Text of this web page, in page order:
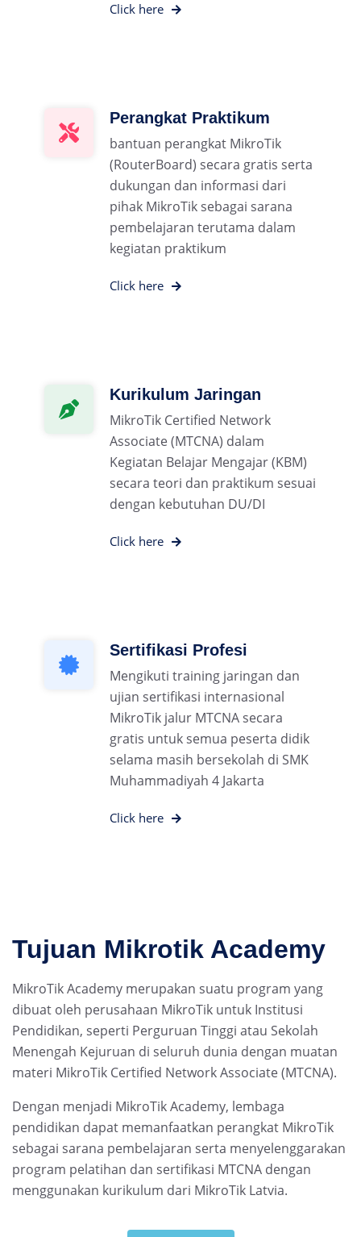
Click here
Perangkat Praktikum
bantuan perangkat MikroTik
(RouterBoard) secara gratis serta
dukungan dan informasi dari
pihak MikroTik sebagai sarana
pembelajaran terutama dalam
kegiatan praktikum
Click here
Kurikulum Jaringan
MikroTik Certified Network
Associate (MTCNA) dalam
Kegiatan Belajar Mengajar (KBM)
secara teori dan praktikum sesuai
dengan kebutuhan DU/DI
Click here
Sertifikasi Profesi
Mengikuti training jaringan dan
ujian sertifikasi internasional
MikroTik jalur MTCNA secara
gratis untuk semua peserta didik
selama masih bersekolah di SMK
Muhammadiyah 4 Jakarta
Click here
Tujuan Mikrotik Academy
MikroTik Academy merupakan suatu program yang
dibuat oleh perusahaan MikroTik untuk Institusi
Pendidikan, seperti Perguruan Tinggi atau Sekolah
Menengah Kejuruan di seluruh dunia dengan muatan
materi MikroTik Certified Network Associate (MTCNA).
Dengan menjadi MikroTik Academy, lembaga
pendidikan dapat memanfaatkan perangkat MikroTik
sebagai sarana pembelajaran serta menyelenggarakan
program pelatihan dan sertifikasi MTCNA dengan
menggunakan kurikulum dari MikroTik Latvia.